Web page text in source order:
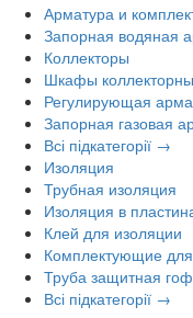
Арматура и
Запорная водяная
Коллекторы
Шкафы
Регулирующая
Запорная газовая
Всі підкатегорії →
Изоляция
Трубная изоляция
Изоляция в
Клей для изоляции
Комплектующие
Труба защитная
Всі підкатегорії →